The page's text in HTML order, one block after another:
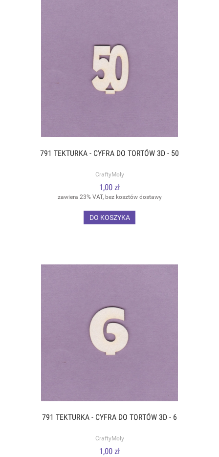
791 TEKTURKA - CYFRA DO TORTÓW 3D - 50
CraftyMoly
1,00 zł
zawiera 23% VAT, bez kosztów dostawy
DO KOSZYKA
791 TEKTURKA - CYFRA DO TORTÓW 3D - 6
CraftyMoly
1,00 zł